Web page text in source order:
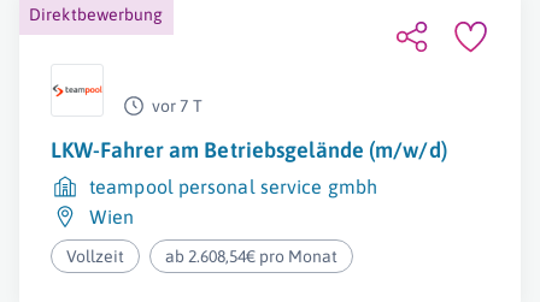
Direktbewerbung
vor 7 T
LKW-Fahrer am Betriebsgelände (m/w/d)
teampool personal service gmbh
Wien
Vollzeit ab 2.608,54€ pro Monat